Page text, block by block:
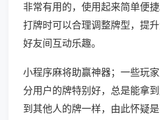
非常有用的，使用起来简单便
打牌时可以合理调整牌型，提
好友间互动乐趣。
小程序麻将助赢神器；一些玩
分用户的牌特别好，总是能拿
到其他人的牌一样，由此怀疑